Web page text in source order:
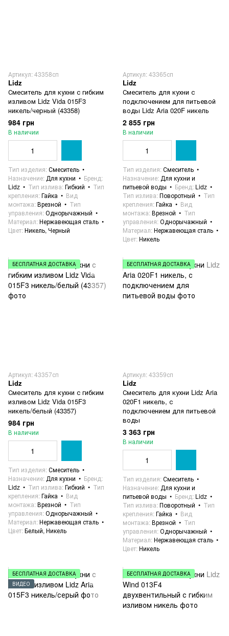
Артикул: 43358сп
Lidz
Смеситель для кухни с гибким
изливом Lidz Vida 015F3
никель/черный (43358)
984 грн
В наличии
Тип изделия Смеситель
Назначение Для кухни
Бренд
Lidz
Тип излива Гибкий
Тип
крепления Гайка
Вид
монтажа Врезной
Тип
управления Однорычажный
Материал Нержавеющая сталь
Цвет Никель, Черный
Артикул: 43365сп
Lidz
Смеситель для кухни с
подключением для питьевой
воды Lidz Aria 020F никель
2 855 грн
В наличии
Тип изделия Смеситель
Назначение Для кухни и
питьевой воды
Бренд Lidz
Тип излива Поворотный
Тип
крепления Гайка
Вид
монтажа Врезной
Тип
управления Однорычажный
Материал Нержавеющая сталь
Цвет Никель
БЕСПЛАТНАЯ ДОСТАВКА
Артикул: 43357сп
Lidz
Смеситель для кухни с гибким
изливом Lidz Vida 015F3
никель/белый (43357)
984 грн
В наличии
Тип изделия Смеситель
Назначение Для кухни
Бренд
Lidz
Тип излива Гибкий
Тип
крепления Гайка
Вид
монтажа Врезной
Тип
управления Однорычажный
Материал Нержавеющая сталь
Цвет Белый, Никель
БЕСПЛАТНАЯ ДОСТАВКА
Артикул: 43359сп
Lidz
Смеситель для кухни Lidz Aria
020F1 никель, с
подключением для питьевой
воды
3 363 грн
В наличии
Тип изделия Смеситель
Назначение Для кухни и
питьевой воды
Бренд Lidz
Тип излива Поворотный
Тип
крепления Гайка
Вид
монтажа Врезной
Тип
управления Однорычажный
Материал Нержавеющая сталь
Цвет Никель
БЕСПЛАТНАЯ ДОСТАВКА
ВИДЕО
БЕСПЛАТНАЯ ДОСТАВКА